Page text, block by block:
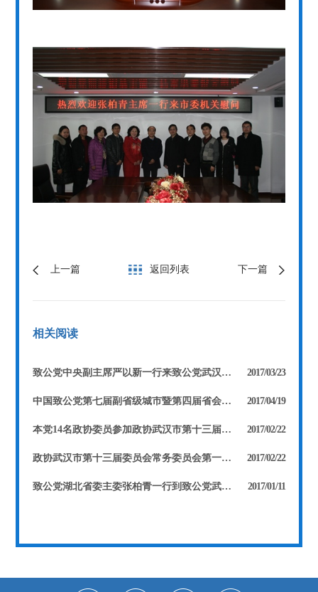
上一篇 返回列表 下一篇
相关阅读
致公党中央副主席严以新一行来致公党武汉市委调研 2017/03/23
中国致公党第七届副省级城市暨第四届省会城市党务工作联席会议在武汉召开 2017/04/19
本党14名政协委员参加政协武汉市第十三届委员会第一次会议 徐旭东当选市政协副主席 张河滢、费兰波、康玲当选市政协常委 2017/02/22
政协武汉市第十三届委员会常务委员会第一次会议召开 张河滢被任命为第十三届委员会副秘书长 2017/02/22
致公党湖北省委主委张柏青一行到致公党武汉市委机关走访慰问 2017/01/11